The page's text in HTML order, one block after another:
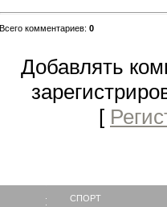
Всего комментариев: 0
Добавлять
[
СПОРТ